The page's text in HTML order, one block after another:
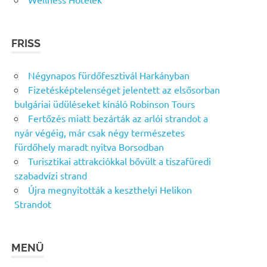
FRISS
Négynapos fürdőfesztivál Harkányban
Fizetésképtelenséget jelentett az elsősorban
bulgáriai üdüléseket kínáló Robinson Tours
Fertőzés miatt bezárták az arlói strandot a
nyár végéig, már csak négy természetes
fürdőhely maradt nyitva Borsodban
Turisztikai attrakciókkal bővült a tiszafüredi
szabadvízi strand
Újra megnyitották a keszthelyi Helikon
Strandot
MENÜ